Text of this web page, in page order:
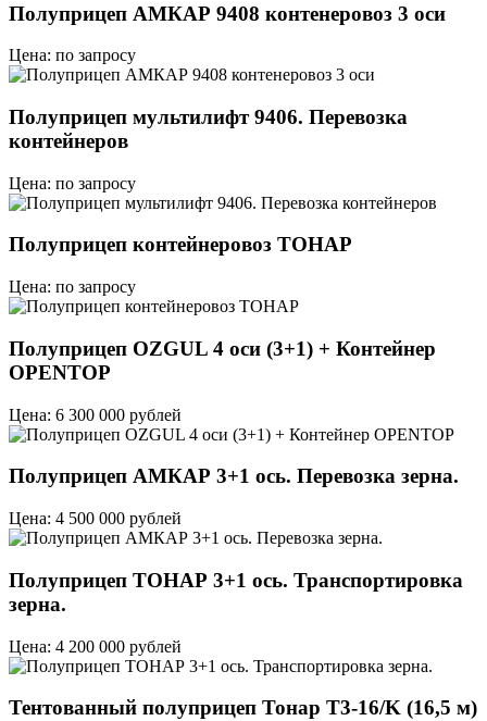
Полуприцеп АМКАР 9408 контенеровоз 3 оси
Цена: по запросу
Полуприцеп мультилифт 9406. Перевозка
контейнеров
Цена: по запросу
Полуприцеп контейнеровоз ТОНАР
Цена: по запросу
Полуприцеп OZGUL 4 оси (3+1) + Контейнер
OPENTOP
Цена: 6 300 000 рублей
Полуприцеп АМКАР 3+1 ось. Перевозка зерна.
Цена: 4 500 000 рублей
Полуприцеп ТОНАР 3+1 ось. Транспортировка
зерна.
Цена: 4 200 000 рублей
Тентованный полуприцеп Тонар T3-16/K (16,5 м)